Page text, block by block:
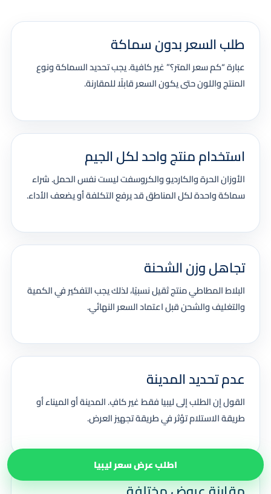
طلب السعر بدون سماكة
عبارة “كم سعر المتر؟” غير كافية. يجب تحديد السماكة ونوع
المنتج واللون حتى يكون السعر قابلًا للمقارنة.
استخدام منتج واحد لكل الجيم
الأوزان الحرة والكارديو والكروسفت ليست نفس الحمل. شراء
سماكة واحدة لكل المناطق قد يرفع التكلفة أو يضعف الأداء.
تجاهل وزن الشحنة
البلاط المطاطي منتج ثقيل نسبيًا، لذلك يجب التفكير في الكمية
والتغليف والشحن قبل اعتماد السعر النهائي.
عدم تحديد المدينة
القول إن الطلب إلى ليبيا فقط غير كافٍ. المدينة أو الميناء أو
طريقة الاستلام تؤثر في طريقة تجهيز العرض.
اطلب عرض سعر ليبيا